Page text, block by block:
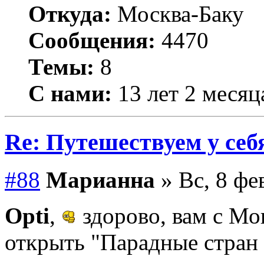
Откуда: Москва-Баку
Сообщения: 4470
Темы: 8
С нами: 13 лет 2
Re: Путешествуем у
#88 Марианна » Вс, 8
Opti,
здорово, вам с
открыть "Парадные